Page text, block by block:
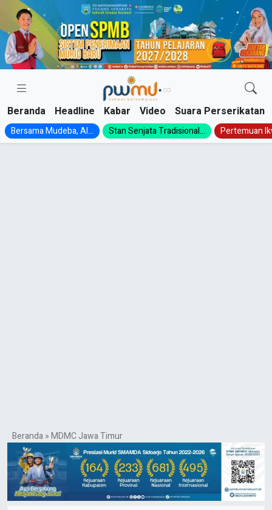
Skip
content
Beranda Headline Kabar Video Suara Perserikatan
Bersama Mudeba, Al... Stan Senjata Tradisional... Pertemuan
Beranda»MDMC Jawa Timur